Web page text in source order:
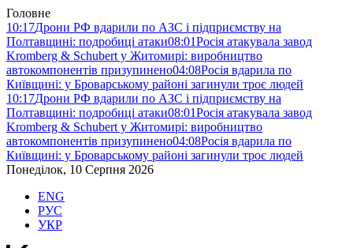
Головне
10:17Дрони РФ вдарили по АЗС і підприємству на
Полтавщині: подробиці атаки08:01Росія атакувала завод
Kromberg & Schubert у Житомирі: виробництво
автокомпонентів призупинено04:08Росія вдарила по
Київщині: у Броварському районі загинули троє людей
10:17Дрони РФ вдарили по АЗС і підприємству на
Полтавщині: подробиці атаки08:01Росія атакувала завод
Kromberg & Schubert у Житомирі: виробництво
автокомпонентів призупинено04:08Росія вдарила по
Київщині: у Броварському районі загинули троє людей
Понеділок, 10 Серпня 2026
ENG
РУС
УКР